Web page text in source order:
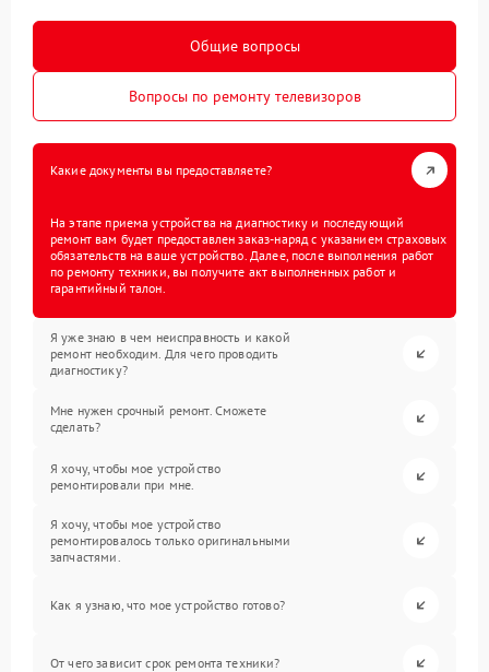
Общие вопросы
Вопросы по ремонту телевизоров
Какие документы вы предоставляете?
На этапе приема устройства на диагностику и последующий
ремонт вам будет предоставлен заказ-наряд с указанием страховых
обязательств на ваше устройство. Далее, после выполнения работ
по ремонту техники, вы получите акт выполненных работ и
гарантийный талон.
Я уже знаю в чем неисправность и какой
ремонт необходим. Для чего проводить
диагностику?
Мне нужен срочный ремонт. Сможете
сделать?
Я хочу, чтобы мое устройство
ремонтировали при мне.
Я хочу, чтобы мое устройство
ремонтировалось только оригинальными
запчастями.
Как я узнаю, что мое устройство готово?
От чего зависит срок ремонта техники?